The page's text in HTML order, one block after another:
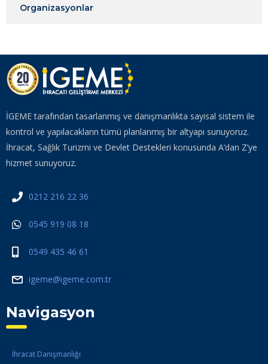
Organizasyonlar
İGEME tarafından tasarlanmış ve danışmanlıkta sayısal sistem ile
kontrol ve yapılacakların tümü planlanmış bir altyapı sunuyoruz.
İhracat, Sağlık Turizmi ve Devlet Destekleri konusunda A’dan Z’ye
hizmet sunuyoruz.
0212 216 22 36
0545 919 08 18
0549 435 46 61
igeme@igeme.com.tr
Navigasyon
İhracat Danışmanlığı